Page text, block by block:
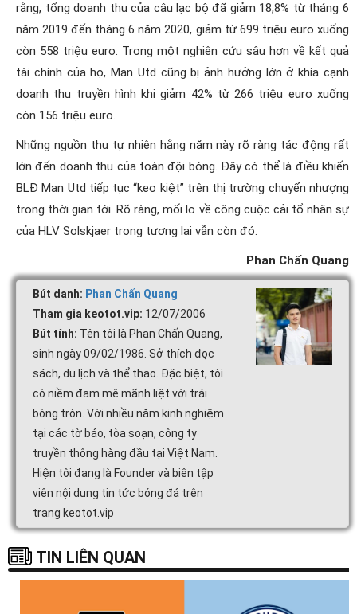
rằng, tổng doanh thu của câu lạc bộ đã giảm 18,8% từ tháng 6
năm 2019 đến tháng 6 năm 2020, giảm từ 699 triệu euro xuống
còn 558 triệu euro. Trong một nghiên cứu sâu hơn về kết quả
tài chính của họ, Man Utd cũng bị ảnh hưởng lớn ở khía cạnh
doanh thu truyền hình khi giảm 42% từ 266 triệu euro xuống
còn 156 triệu euro.
Những nguồn thu tự nhiên hằng năm này rõ ràng tác động rất
lớn đến doanh thu của toàn đội bóng. Đây có thể là điều khiến
BLĐ Man Utd tiếp tục “keo kiệt” trên thị trường chuyển nhượng
trong thời gian tới. Rõ ràng, mối lo về công cuộc cải tổ nhân sự
của HLV Solskjaer trong tương lai vẫn còn đó.
Phan Chấn Quang
Bút danh: Phan Chấn Quang
Tham gia keotot.vip: 12/07/2006
Bút tính: Tên tôi là Phan Chấn Quang,
sinh ngày 09/02/1986. Sở thích đọc
sách, du lịch và thể thao. Đặc biệt, tôi
có niềm đam mê mãnh liệt với trái
bóng tròn. Với nhiều năm kinh nghiệm
tại các tờ báo, tòa soạn, công ty
truyền thông hàng đầu tại Việt Nam.
Hiện tôi đang là Founder và biên tập
viên nội dung tin tức bóng đá trên
trang keotot.vip
TIN LIÊN QUAN